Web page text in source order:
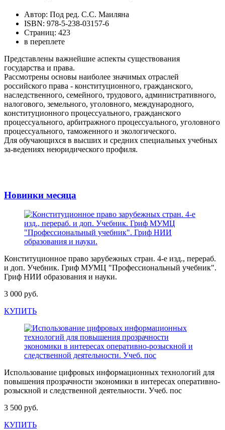
Автор: Под ред. С.С. Маиляна
ISBN: 978-5-238-03157-6
Страниц: 423
в переплете
Представлены важнейшие аспекты существования
государства и права.
Рассмотрены основы наиболее значимых отраслей
российского права - конституционного, гражданского,
наследственного, семейного, трудового, административного,
налогового, земельного, уголовного, международного,
конституционного процессуального, гражданского
процессуального, арбитражного процессуального, уголовного
процессуального, таможенного и экологического.
Для обучающихся в высших и средних специальных учебных
за-ведениях неюридического профиля.
Новинки месяца
Конституционное право зарубежных стран. 4-е изд., перераб.
и доп. Учебник. Гриф МУМЦ "Профессиональный учебник".
Гриф НИИ образования и науки.
3 000 руб.
КУПИТЬ
Использование цифровых информационных технологий для
повышения прозрачности экономики в интересах оперативно-
розыскной и следственной деятельности. Учеб. пос
3 500 руб.
КУПИТЬ